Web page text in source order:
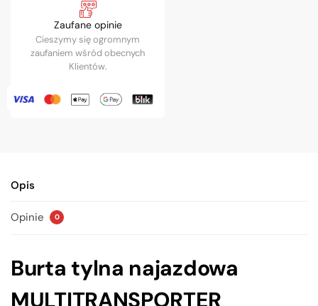
Zaufane opinie
Cieszymy się ogromnym
zaufaniem wśród obecnych
Klientów.
Opis
Opinie 0
Burta tylna najazdowa
MULTITRANSPORTER